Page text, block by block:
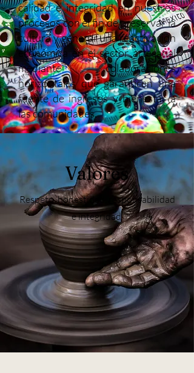
calidad e integridad en nuestros
procesos con el fin de preservar la
cultura y generar una reactivación
económica en el sector artesanal
mediante colaboraciones
horizontales que garanticen una
fuente de ingresos y bienestar a
las comunidades.
Valores
Respeto, honestidad, responsabilidad
e integridad.